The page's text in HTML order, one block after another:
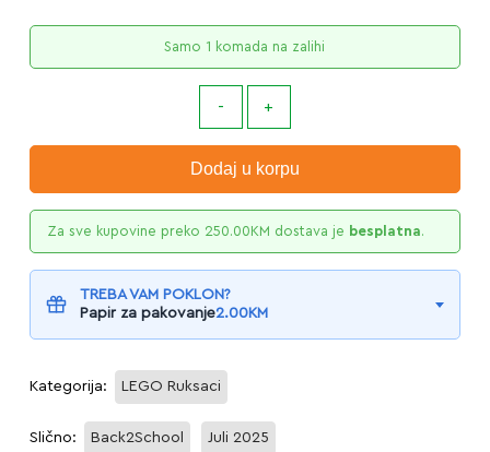
Samo 1 komada na zalihi
Dodaj u korpu
Za sve kupovine preko 250.00 KM dostava je besplatna.
TREBA VAM POKLON?
Papir za pakovanje2.00KM
Kategorija: LEGO Ruksaci
Slično: Back2School Juli 2025